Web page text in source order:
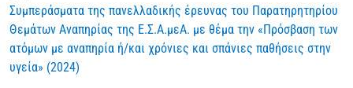
Συμπεράσματα της πανελλαδικής έρευνας του Παρατηρητηρίου
Θεμάτων Αναπηρίας της Ε.Σ.Α.μεΑ. με θέμα την «Πρόσβαση των
ατόμων με αναπηρία ή/και χρόνιες και σπάνιες παθήσεις στην
υγεία» (2024)